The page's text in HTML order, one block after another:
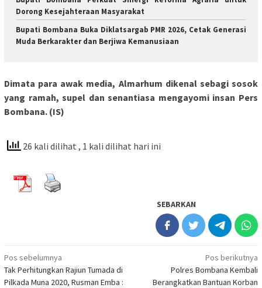
Dorong Kesejahteraan Masyarakat
Bupati Bombana Buka Diklatsargab PMR 2026, Cetak Generasi
Muda Berkarakter dan Berjiwa Kemanusiaan
Dimata para awak media, Almarhum dikenal sebagi sosok
yang ramah, supel dan senantiasa mengayomi insan Pers
Bombana. (IS)
26 kali dilihat , 1 kali dilihat hari ini
SEBARKAN
Navigasi
pos
Pos sebelumnya
Tak Perhitungkan Rajiun Tumada di
Pilkada Muna 2020, Rusman Emba :
Pos berikutnya
Polres Bombana Kembali
Berangkatkan Bantuan Korban